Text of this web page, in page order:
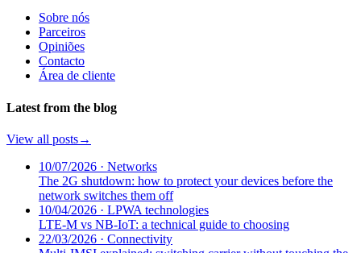
Sobre nós
Parceiros
Opiniões
Contacto
Área de cliente
Latest from the blog
View all posts→
10/07/2026 · Networks
The 2G shutdown: how to protect your devices before the
network switches them off
10/04/2026 · LPWA technologies
LTE-M vs NB-IoT: a technical guide to choosing
22/03/2026 · Connectivity